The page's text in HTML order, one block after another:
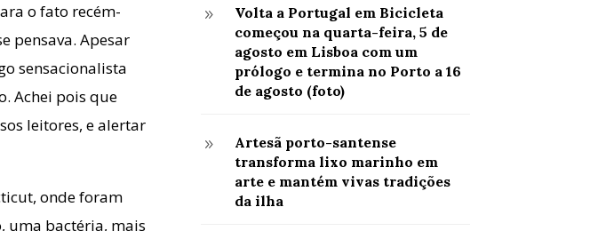
o fato recém-
pensava. Apesar
sensacionalista
Achei pois que
leitores, e alertar
onde foram
uma bactéria, mais
9
Volta a Portugal em Bicicleta
começou na quarta-feira, 5 de
agosto em Lisboa com um
prólogo e termina no Porto a 16
de agosto (foto)
9
Artesã porto-santense
transforma lixo marinho em
arte e mantém vivas tradições
da ilha